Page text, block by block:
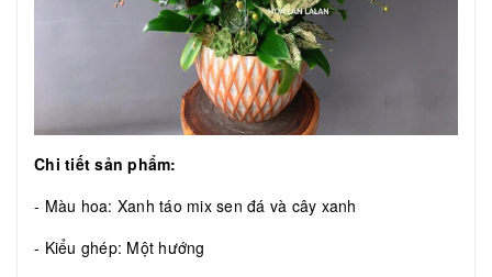
Chi tiết sản phẩm:
- Màu hoa: Xanh táo mix sen đá và cây xanh
- Kiểu ghép: Một hướng